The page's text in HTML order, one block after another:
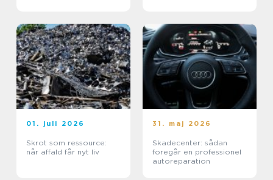
01. juli 2026
Skrot som ressource:
når affald får nyt liv
31. maj 2026
Skadecenter: sådan
foregår en professionel
autoreparation